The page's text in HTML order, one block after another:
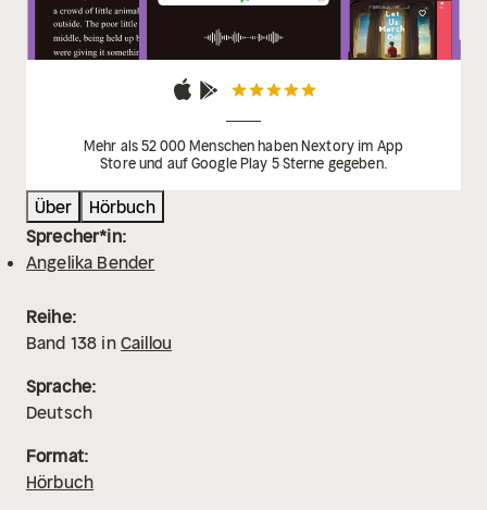
Mehr als 52 000 Menschen haben Nextory im App
Store und auf Google Play 5 Sterne gegeben.
Über
Hörbuch
Sprecher*in:
Angelika Bender
Reihe:
Band 138 in Caillou
Sprache:
Deutsch
Format:
Hörbuch